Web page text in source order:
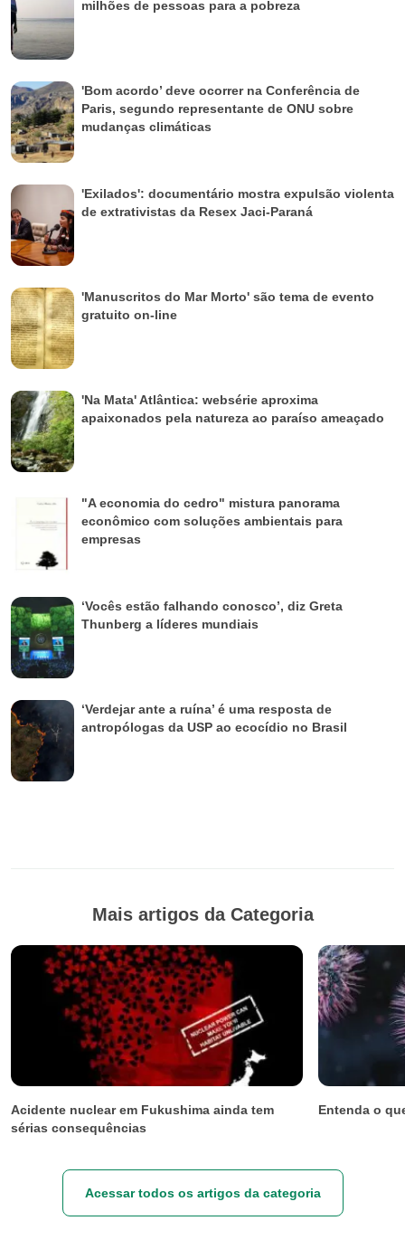
milhões de pessoas para a pobreza
'Bom acordo’ deve ocorrer na Conferência de
Paris, segundo representante de ONU sobre
mudanças climáticas
'Exilados': documentário mostra expulsão violenta
de extrativistas da Resex Jaci-Paraná
'Manuscritos do Mar Morto' são tema de evento
gratuito on-line
'Na Mata' Atlântica: websérie aproxima
apaixonados pela natureza ao paraíso ameaçado
"A economia do cedro" mistura panorama
econômico com soluções ambientais para
empresas
‘Vocês estão falhando conosco’, diz Greta
Thunberg a líderes mundiais
‘Verdejar ante a ruína’ é uma resposta de
antropólogas da USP ao ecocídio no Brasil
Mais artigos da Categoria
Acidente nuclear em Fukushima ainda tem
sérias consequências
Entenda o
Acessar todos os artigos da categoria